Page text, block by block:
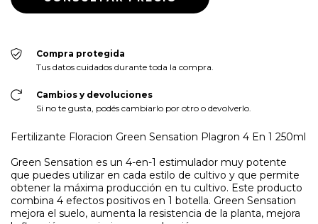
Compra protegida
Tus datos cuidados durante toda la compra.
Cambios y devoluciones
Si no te gusta, podés cambiarlo por otro o devolverlo.
Fertilizante Floracion Green Sensation Plagron 4 En 1 250ml
Green Sensation es un 4-en-1 estimulador muy potente
que puedes utilizar en cada estilo de cultivo y que permite
obtener la máxima producción en tu cultivo. Este producto
combina 4 efectos positivos en 1 botella. Green Sensation
mejora el suelo, aumenta la resistencia de la planta, mejora